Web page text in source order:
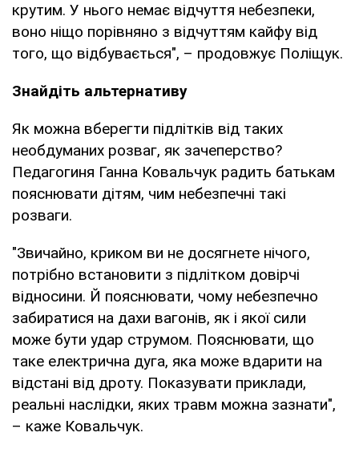
крутим. У нього немає відчуття небезпеки,
воно ніщо порівняно з відчуттям кайфу від
того, що відбувається", – продовжує Поліщук.
Знайдіть альтернативу
Як можна вберегти підлітків від таких
необдуманих розваг, як зачеперство?
Педагогиня Ганна Ковальчук радить батькам
пояснювати дітям, чим небезпечні такі
розваги.
"Звичайно, криком ви не досягнете нічого,
потрібно встановити з підлітком довірчі
відносини. Й пояснювати, чому небезпечно
забиратися на дахи вагонів, як і якої сили
може бути удар струмом. Пояснювати, що
таке електрична дуга, яка може вдарити на
відстані від дроту. Показувати приклади,
реальні наслідки, яких травм можна зазнати",
– каже Ковальчук.